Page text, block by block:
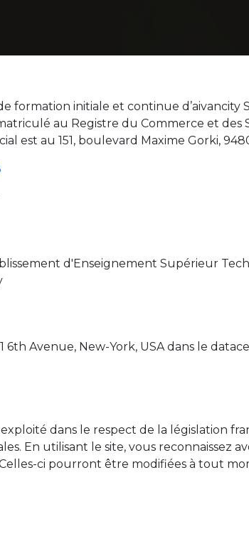
formation initiale et continue d’aivancity
au Registre du Commerce et des
est au 151, boulevard Maxime Gorki,
d'Enseignement Supérieur
6th Avenue, New-York, USA dans le
dans le respect de la législation
En utilisant le site, vous reconnaissez
ci pourront être modifiées à tout